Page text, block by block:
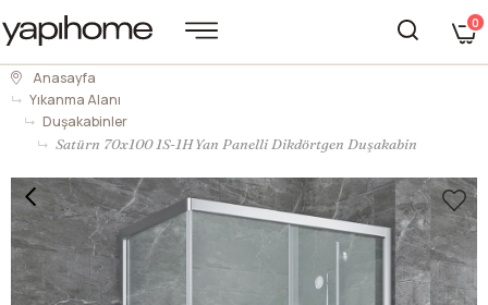
0
Anasayfa
Yıkanma Alanı
Duşakabinler
Satürn 70x100 1S-1H Yan Panelli Dikdörtgen Duşakabin